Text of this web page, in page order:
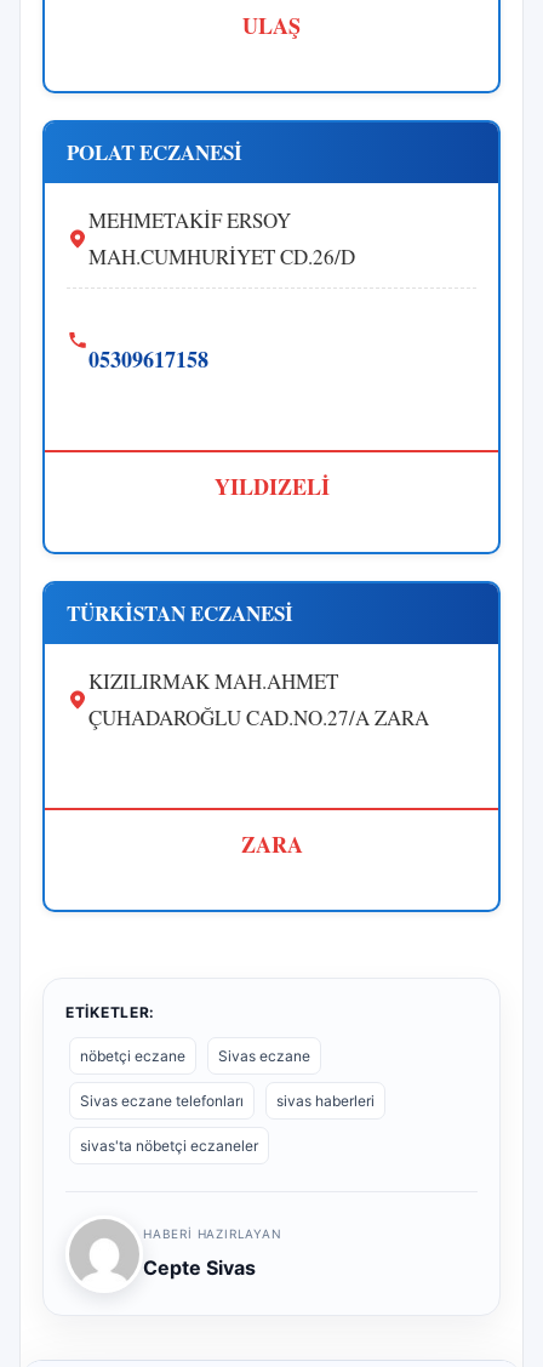
ULAŞ
POLAT ECZANESİ
MEHMETAKİF ERSOY
MAH.CUMHURİYET CD.26/D
05309617158
YILDIZELİ
TÜRKİSTAN ECZANESİ
KIZILIRMAK MAH.AHMET
ÇUHADAROĞLU CAD.NO.27/A ZARA
ZARA
ETIKETLER:
nöbetçi eczane Sivas eczane
Sivas eczane telefonları sivas haberleri
sivas'ta nöbetçi eczaneler
HABERI HAZIRLAYAN
Cepte Sivas